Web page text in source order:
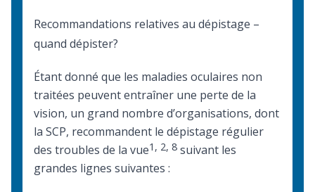
Recommandations relatives au dépistage –
quand dépister?
Étant donné que les maladies oculaires non
traitées peuvent entraîner une perte de la
vision, un grand nombre d’organisations, dont
la SCP, recommandent le dépistage régulier
des troubles de la vue1 , 2, 8 suivant les
grandes lignes suivantes :